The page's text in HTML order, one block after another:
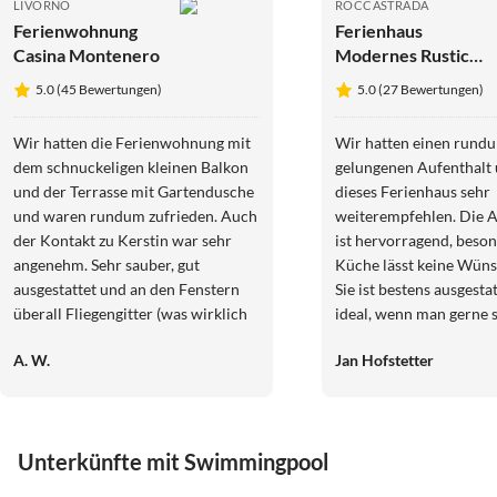
LIVORNO
Ferienwohnung
Casina Montenero
5.0 (45 Bewertungen)
Wir hatten die Ferienwohnung mit
dem schnuckeligen kleinen Balkon
und der Terrasse mit Gartendusche
und waren rundum zufrieden. Auch
der Kontakt zu Kerstin war sehr
angenehm. Sehr sauber, gut
ausgestattet und an den Fenstern
überall Fliegengitter (was wirklich
Gartendusche haben wir geliebt.
möchte: Zwischenstop am Hafen
A. W.
ROCCASTRADA
Ferienhaus
Modernes Rustico
Traumblick
Maremma
5.0 (27 Bewertungen)
Wir hatten einen
gelungenen Aufenthalt
dieses Ferienhaus sehr
weiterempfehlen. Die
ist hervorragend, besonders die
Küche lässt keine
Sie ist bestens
ideal, wenn man gerne
Aussicht ist
Jan Hofstetter
Unterkünfte mit Swimmingpool